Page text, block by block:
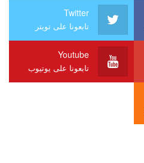
Twitter
تابعونا على تويتر
Youtube
تابعونا على يوتيوب